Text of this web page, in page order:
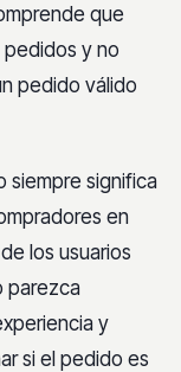
que
y no
pedido válido
siempre significa
en
los usuarios
parezca
y
si el pedido es